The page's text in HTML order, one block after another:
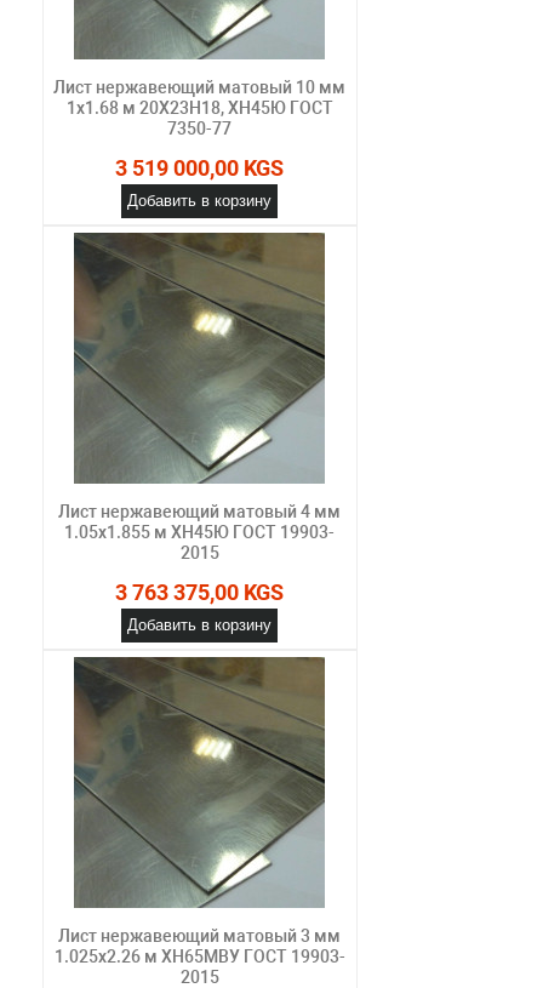
Лист нержавеющий матовый 10 мм
1х1.68 м 20Х23Н18, ХН45Ю ГОСТ
7350-77
3 519 000,00 KGS
Добавить в корзину
Лист нержавеющий матовый 4 мм
1.05х1.855 м ХН45Ю ГОСТ 19903-
2015
3 763 375,00 KGS
Добавить в корзину
Лист нержавеющий матовый 3 мм
1.025х2.26 м ХН65МВУ ГОСТ 19903-
2015